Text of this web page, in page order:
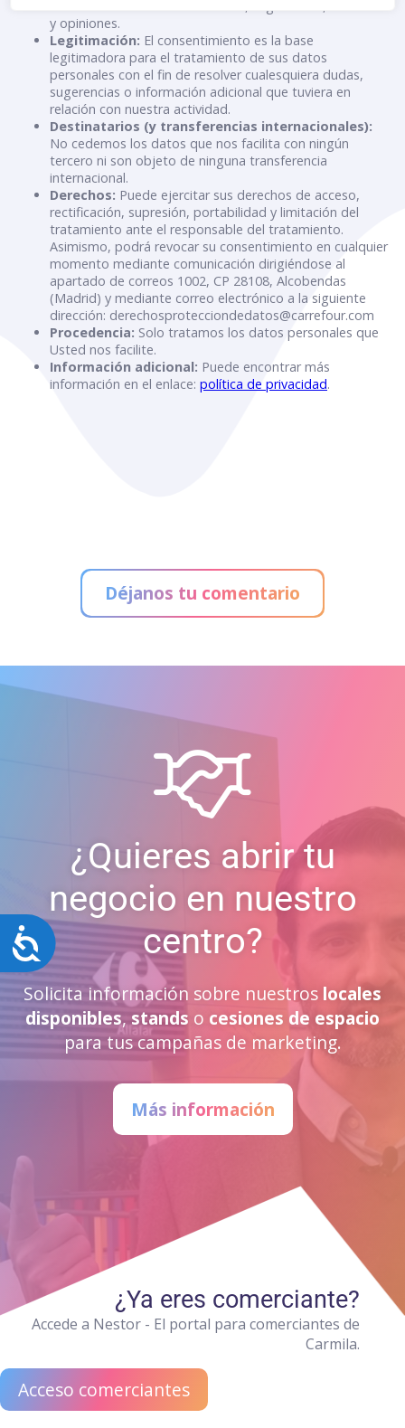
Accesibilidad
y opiniones.
Legitimación: El consentimiento es la base
legitimadora para el tratamiento de sus datos
personales con el fin de resolver cualesquiera dudas,
sugerencias o información adicional que tuviera en
relación con nuestra actividad.
Destinatarios (y transferencias internacionales):
No cedemos los datos que nos facilita con ningún
tercero ni son objeto de ninguna transferencia
internacional.
Derechos: Puede ejercitar sus derechos de acceso,
rectificación, supresión, portabilidad y limitación del
tratamiento ante el responsable del tratamiento.
Asimismo, podrá revocar su consentimiento en cualquier
momento mediante comunicación dirigiéndose al
apartado de correos 1002, CP 28108, Alcobendas
(Madrid) y mediante correo electrónico a la siguiente
dirección: derechosprotecciondedatos@carrefour.com
Procedencia: Solo tratamos los datos personales que
Usted nos facilite.
Información adicional: Puede encontrar más
información en el enlace: política de privacidad.
Déjanos tu comentario
¿Quieres abrir tu
negocio en nuestro
centro?
Solicita información sobre nuestros locales
disponibles, stands o cesiones de espacio
para tus campañas de marketing.
Más información
¿Ya eres comerciante?
Accede a Nestor - El portal para comerciantes de
Carmila.
Acceso comerciantes